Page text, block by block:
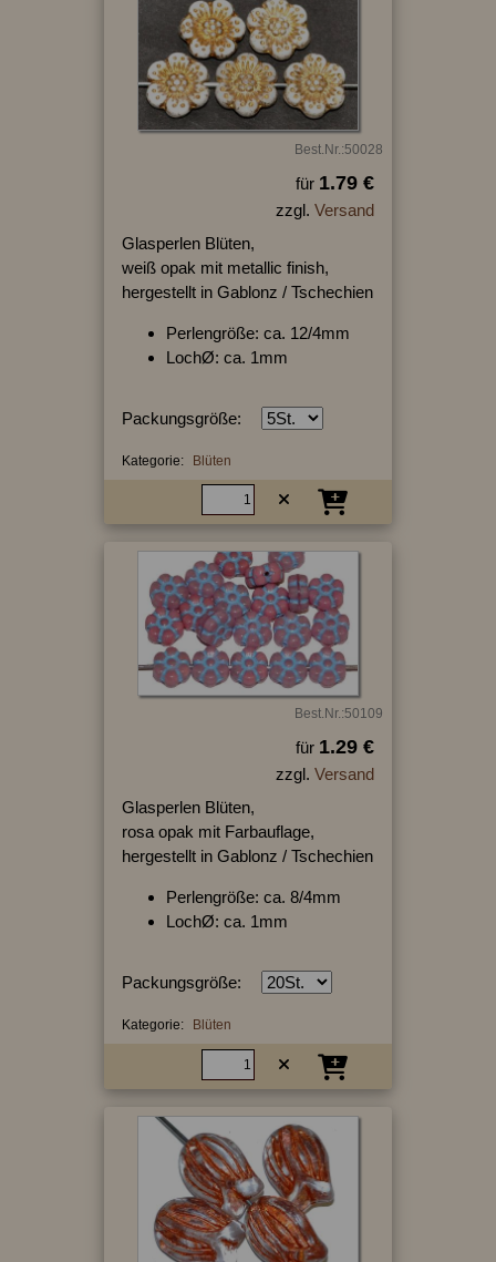
Best.Nr.:50028
für 1.79 €
zzgl. Versand
Glasperlen Blüten,
weiß opak mit metallic finish,
hergestellt in Gablonz / Tschechien
Perlengröße: ca. 12/4mm
LochØ: ca. 1mm
Packungsgröße:
Kategorie: Blüten
Best.Nr.:50109
für 1.29 €
zzgl. Versand
Glasperlen Blüten,
rosa opak mit Farbauflage,
hergestellt in Gablonz / Tschechien
Perlengröße: ca. 8/4mm
LochØ: ca. 1mm
Packungsgröße:
Kategorie: Blüten